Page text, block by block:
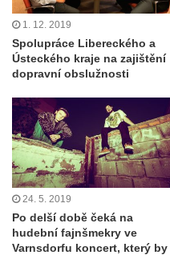
1. 12. 2019
Spolupráce Libereckého a
Ústeckého kraje na zajištění
dopravní obslužnosti
24. 5. 2019
Po delší době čeká na
hudební fajnšmekry ve
Varnsdorfu koncert, který by